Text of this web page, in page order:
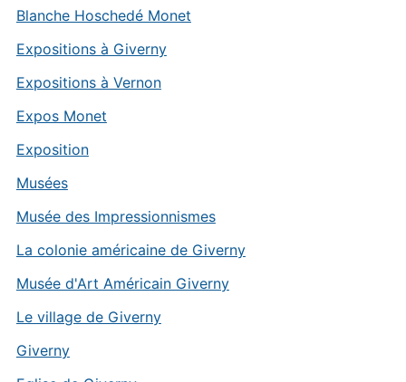
Blanche Hoschedé Monet
Expositions à Giverny
Expositions à Vernon
Expos Monet
Exposition
Musées
Musée des Impressionnismes
La colonie américaine de Giverny
Musée d'Art Américain Giverny
Le village de Giverny
Giverny